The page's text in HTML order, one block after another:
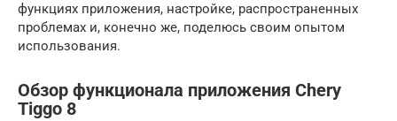
функциях приложения, настройке, распространенных
проблемах и, конечно же, поделюсь своим опытом
использования.
Обзор функционала приложения Chery
Tiggo 8